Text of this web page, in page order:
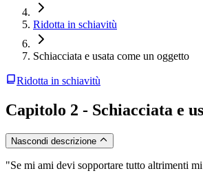
Ridotta in schiavitù
Schiacciata e usata come un oggetto
Ridotta in schiavitù
Capitolo 2 - Schiacciata e
Nascondi descrizione
"Se mi ami devi sopportare tutto altrimenti